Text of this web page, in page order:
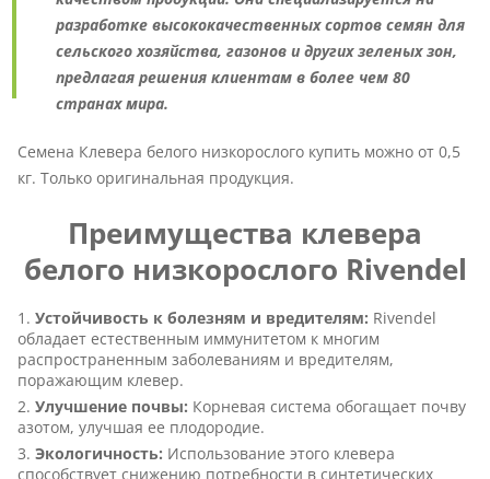
разработке высококачественных сортов семян для
сельского хозяйства, газонов и других зеленых зон,
предлагая решения клиентам в более чем 80
странах мира.
Семена Клевера белого низкорослого купить можно от 0,5
кг. Только оригинальная продукция.
Преимущества клевера
белого низкорослого Rivendel
Устойчивость к болезням и вредителям: Rivendel
обладает естественным иммунитетом к многим
распространенным заболеваниям и вредителям,
поражающим клевер.
Улучшение почвы: Корневая система обогащает почву
азотом, улучшая ее плодородие.
Экологичность: Использование этого клевера
способствует снижению потребности в синтетических